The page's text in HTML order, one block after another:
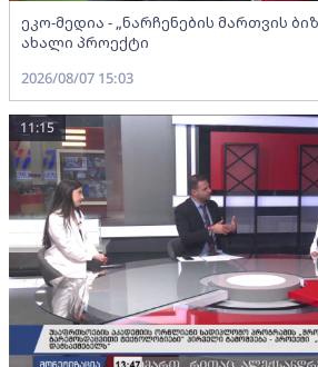
ეკო-მედია - „ნარჩენების მართვის
ახალი პროექტი
2026/08/07 15:03
11:15